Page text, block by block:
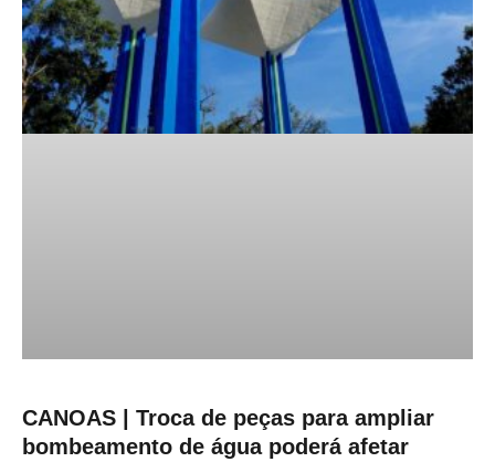
CANOAS | Troca de peças para ampliar
bombeamento de água poderá afetar